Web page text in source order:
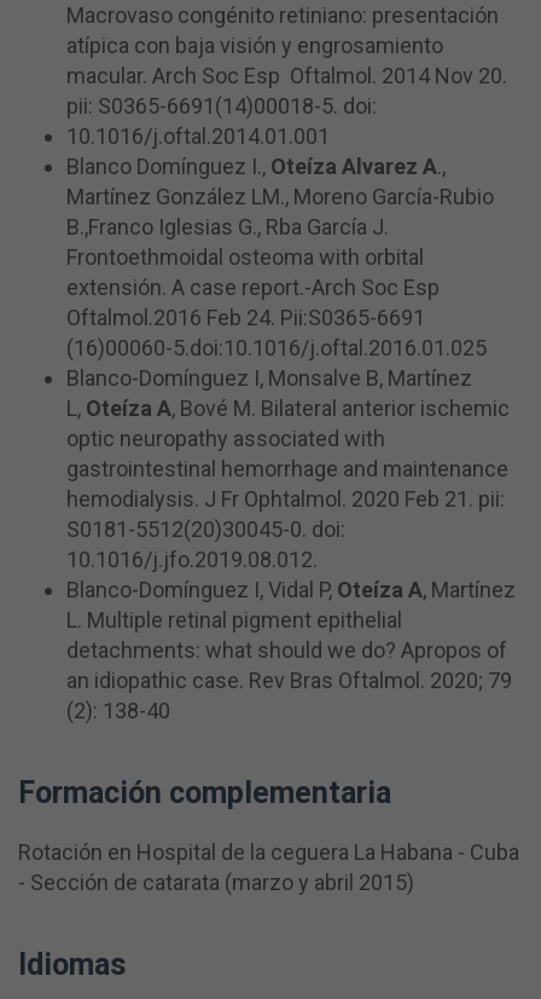
Macrovaso congénito retiniano: presentación
atípica con baja visión y engrosamiento
macular. Arch Soc Esp Oftalmol. 2014 Nov 20.
pii: S0365-6691(14)00018-5. doi:
10.1016/j.oftal.2014.01.001
Blanco Domínguez I., Oteíza Alvarez A.,
Martínez González LM., Moreno García-Rubio
B.,Franco Iglesias G., Rba García J.
Frontoethmoidal osteoma with orbital
extensión. A case report.-Arch Soc Esp
Oftalmol.2016 Feb 24. Pii:S0365-6691
(16)00060-5.doi:10.1016/j.oftal.2016.01.025
Blanco-Domínguez I, Monsalve B, Martínez
L, Oteíza A, Bové M. Bilateral anterior ischemic
optic neuropathy associated with
gastrointestinal hemorrhage and maintenance
hemodialysis. J Fr Ophtalmol. 2020 Feb 21. pii:
S0181-5512(20)30045-0. doi:
10.1016/j.jfo.2019.08.012.
Blanco-Domínguez I, Vidal P, Oteíza A, Martínez
L. Multiple retinal pigment epithelial
detachments: what should we do? Apropos of
an idiopathic case. Rev Bras Oftalmol. 2020; 79
(2): 138-40
Formación complementaria
Rotación en Hospital de la ceguera La Habana - Cuba
- Sección de catarata (marzo y abril 2015)
Idiomas